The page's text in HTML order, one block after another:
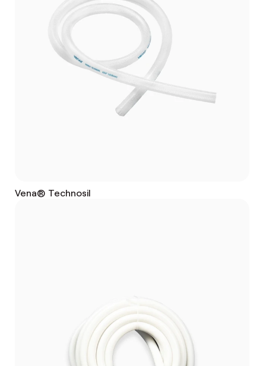
Vena® Technosil